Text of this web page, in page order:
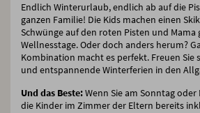
Endlich Winterurlaub, endlich ab auf die
ganzen Familie! Die Kids machen einen
Schwünge auf den roten Pisten und Mama
Wellnesstage. Oder doch anders herum?
Kombination macht es perfekt. Freuen Sie
und entspannende Winterferien in den
Und das Beste:Wenn Sie am Sonntag
die Kinder im Zimmer der Eltern bereits